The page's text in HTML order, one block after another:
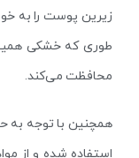
زیرین پوست را به
طوری که خشکی
محافظت می‌کند.
همچنین با توجه به
استفاده شده و از